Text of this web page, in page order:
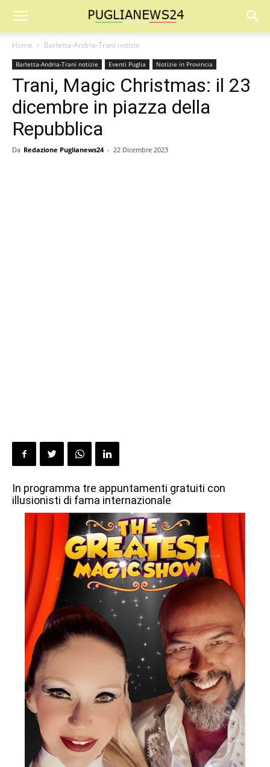
Home Barletta-Andria-Trani notizie
Barletta-Andria-Trani notizie Eventi Puglia Notizie in Provincia
Trani, Magic Christmas: il 23
dicembre in piazza della
Repubblica
Da Redazione Puglianews24 - 22 Dicembre 2023
In programma tre appuntamenti gratuiti con
illusionisti di fama internazionale